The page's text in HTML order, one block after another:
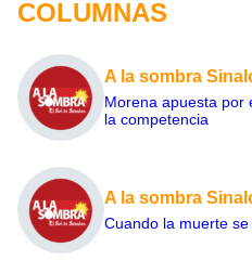
COLUMNAS
A la sombra
Morena apuesta por
la competencia
A la sombra
Cuando la muerte